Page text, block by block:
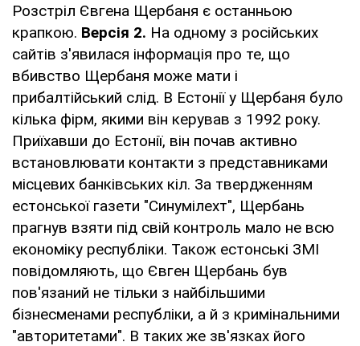
Розстріл Євгена Щербаня є останньою
крапкою. Версія 2. На одному з російських
сайтів з'явилася інформація про те, що
вбивство Щербаня може мати і
прибалтійський слід. В Естонії у Щербаня було
кілька фірм, якими він керував з 1992 року.
Приїхавши до Естонії, він почав активно
встановлювати контакти з представниками
місцевих банківських кіл. За твердженням
естонської газети "Синумілехт", Щербань
прагнув взяти під свій контроль мало не всю
економіку республіки. Також естонські ЗМІ
повідомляють, що Євген Щербань був
пов'язаний не тільки з найбільшими
бізнесменами республіки, а й з кримінальними
"авторитетами". В таких же зв'язках його